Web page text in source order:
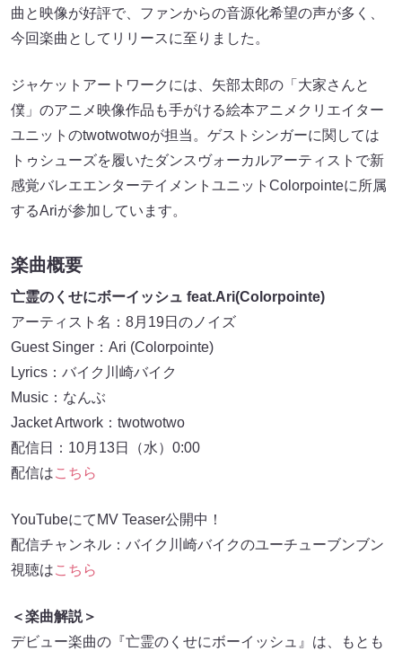
曲と映像が好評で、ファンからの音源化希望の声が多く、
今回楽曲としてリリースに至りました。
ジャケットアートワークには、矢部太郎の「大家さんと
僕」のアニメ映像作品も手がける絵本アニメクリエイター
ユニットのtwotwotwoが担当。ゲストシンガーに関しては
トゥシューズを履いたダンスヴォーカルアーティストで新
感覚バレエエンターテイメントユニットColorpointeに所属
するAriが参加しています。
楽曲概要
亡霊のくせにボーイッシュ feat.Ari(Colorpointe)
アーティスト名：8月19日のノイズ
Guest Singer：Ari (Colorpointe)
Lyrics：バイク川崎バイク
Music：なんぶ
Jacket Artwork：twotwotwo
配信日：10月13日（水）0:00
配信はこちら
YouTubeにてMV Teaser公開中！
配信チャンネル：バイク川崎バイクのユーチューブンブン
視聴はこちら
＜楽曲解説＞
デビュー楽曲の『亡霊のくせにボーイッシュ』は、もとも